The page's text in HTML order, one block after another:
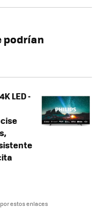
podrían
LED -
estos enlaces